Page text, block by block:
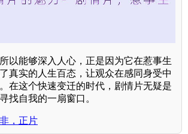
以能够深入人心，正是因为它在惹事生
真实的人生百态，让观众在感同身受中
在这个快速变迁的时代，剧情片无疑是
找自我的一扇窗口。
，正片